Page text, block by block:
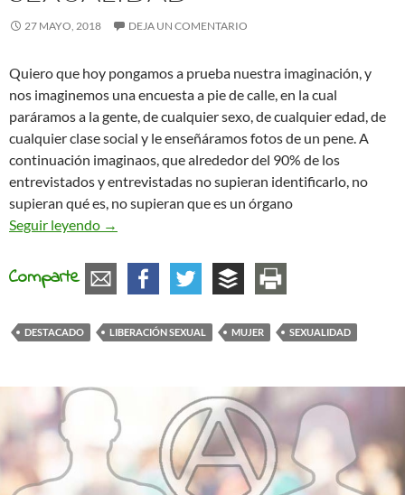
27 MAYO, 2018 DEJA UN COMENTARIO
Quiero que hoy pongamos a prueba nuestra imaginación, y
nos imaginemos una encuesta a pie de calle, en la cual
paráramos a la gente, de cualquier sexo, de cualquier edad, de
cualquier clase social y le enseñáramos fotos de un pene. A
continuación imaginaos, que alrededor del 90% de los
entrevistados y entrevistadas no supieran identificarlo, no
supieran qué es, no supieran que es un órgano
Seguir leyendo De cómo el heteropatriarcado te ha robado
→
Comparte
DESTACADO LIBERACIÓN SEXUAL MUJER SEXUALIDAD